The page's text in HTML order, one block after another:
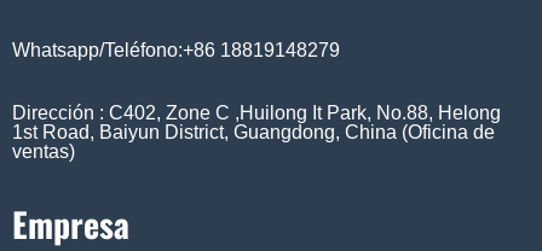
Whatsapp/Teléfono:+86 18819148279
Dirección : C402, Zone C ,Huilong It Park, No.88, Helong
1st Road, Baiyun District, Guangdong, China (Oficina de
ventas)
Empresa